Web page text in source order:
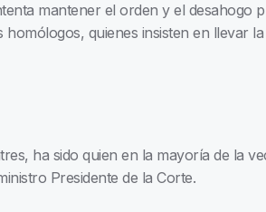
mantener el orden y el desahogo
quienes insisten en llevar
ha sido quien en la mayoría de la
Presidente de la Corte.